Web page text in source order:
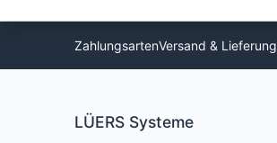
ZahlungsartenVersand & Lieferung
LÜERS Systeme